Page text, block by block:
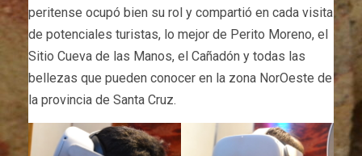
peritense ocupó bien su rol y compartió en cada visita
de potenciales turistas, lo mejor de Perito Moreno, el
Sitio Cueva de las Manos, el Cañadón y todas las
bellezas que pueden conocer en la zona NorOeste de
la provincia de Santa Cruz.